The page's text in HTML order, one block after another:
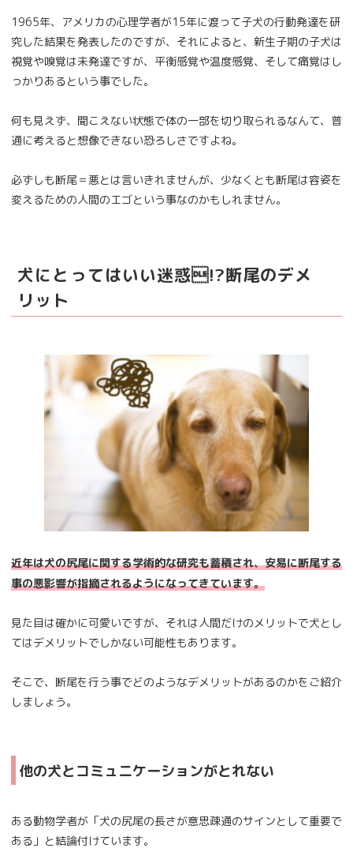
1965年、アメリカの心理学者が15年に渡って子犬の行動発達を研
究した結果を発表したのですが、それによると、新生子期の子犬は
視覚や嗅覚は未発達ですが、平衡感覚や温度感覚、そして痛覚はし
っかりあるという事でした。
何も見えず、聞こえない状態で体の一部を切り取られるなんて、普
通に考えると想像できない恐ろしさですよね。
必ずしも断尾＝悪とは言いきれませんが、少なくとも断尾は容姿を
変えるための人間のエゴという事なのかもしれません。
犬にとってはいい迷惑!?断尾のデメ
リット
近年は犬の尻尾に関する学術的な研究も蓄積され、安易に断尾する
事の悪影響が指摘されるようになってきています。
見た目は確かに可愛いですが、それは人間だけのメリットで犬とし
てはデメリットでしかない可能性もあります。
そこで、断尾を行う事でどのようなデメリットがあるのかをご紹介
しましょう。
他の犬とコミュニケーションがとれない
ある動物学者が「犬の尻尾の長さが意思疎通のサインとして重要で
ある」と結論付けています。